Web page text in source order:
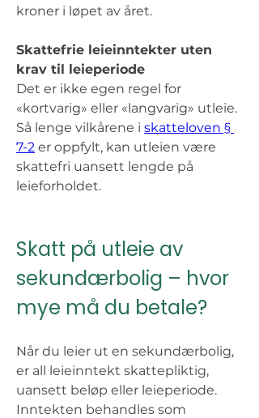
kroner i løpet av året.
Skattefrie leieinntekter uten
krav til leieperiode
Det er ikke egen regel for
«kortvarig» eller «langvarig» utleie.
Så lenge vilkårene i skatteloven §
7-2 er oppfylt, kan utleien være
skattefri uansett lengde på
leieforholdet.
Skatt på utleie av
sekundærbolig – hvor
mye må du betale?
Når du leier ut en sekundærbolig,
er all leieinntekt skattepliktig,
uansett beløp eller leieperiode.
Inntekten behandles som